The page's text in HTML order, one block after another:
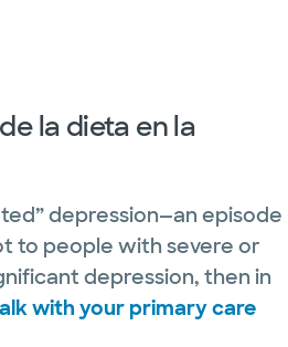
la dieta en la
depression—an episode
to people with severe or
depression, then in
with your primary care